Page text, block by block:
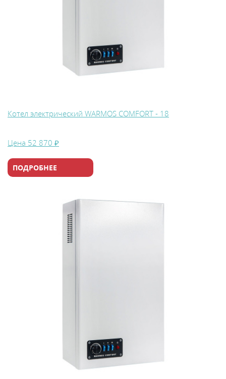
Котел электрический WARMOS COMFORT - 18
Цена 52 870 ₽
ПОДРОБНЕЕ